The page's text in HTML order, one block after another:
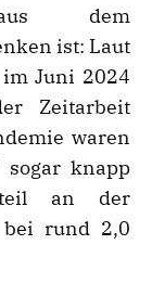
aus dem
ist: Laut
Juni 2024
Zeitarbeit
waren
knapp
an der
bei rund 2,0